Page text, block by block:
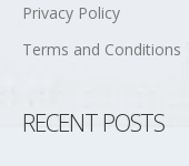
Privacy Policy
Terms and Conditions
RECENT POSTS